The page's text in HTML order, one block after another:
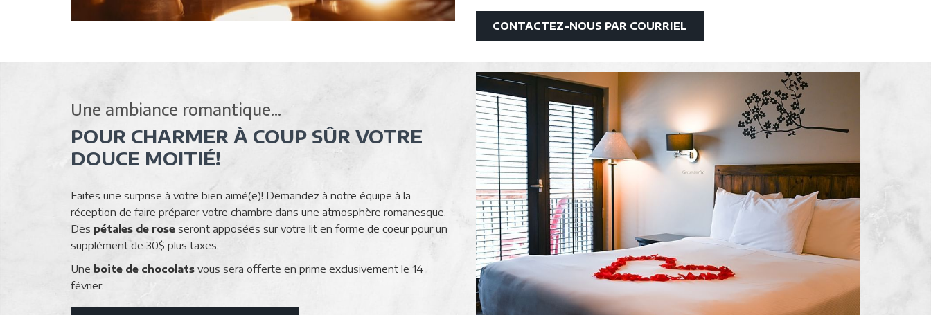
CONTACTEZ-NOUS PAR COURRIEL
FENÊTRE
Une ambiance romantique...
POUR CHARMER À COUP SÛR VOTRE
DOUCE MOITIÉ!
Faites une surprise à votre bien aimé(e)! Demandez à notre équipe à la
réception de faire préparer votre chambre dans une atmosphère romanesque.
Des pétales de rose seront apposées sur votre lit en forme de coeur pour un
supplément de 30$ plus taxes.
Une boite de chocolats vous sera offerte en prime exclusivement le 14
février.